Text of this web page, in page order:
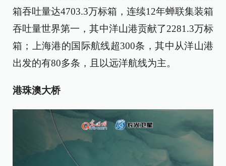
箱吞吐量达4703.3万标箱，连续12年蝉联集装箱
吞吐量世界第一，其中洋山港贡献了2281.3万标
箱；上海港的国际航线超300条，其中从洋山港
出发的有80多条，且以远洋航线为主。
港珠澳大桥